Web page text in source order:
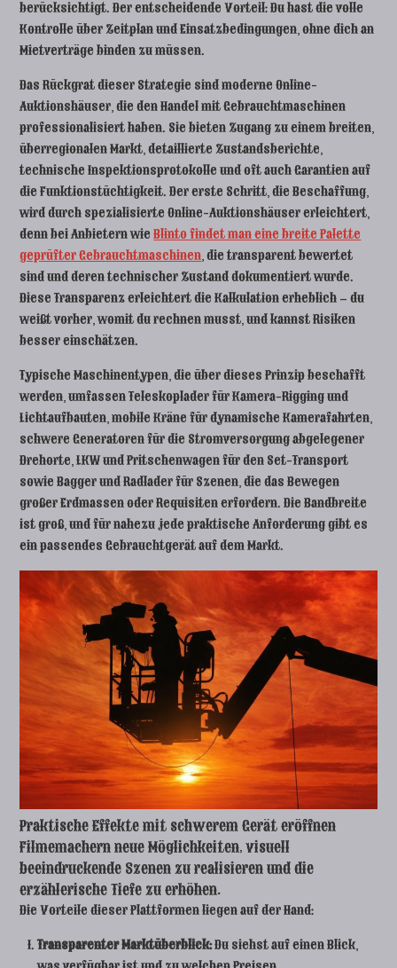
berücksichtigt. Der entscheidende Vorteil: Du hast die volle
Kontrolle über Zeitplan und Einsatzbedingungen, ohne dich an
Mietverträge binden zu müssen.
Das Rückgrat dieser Strategie sind moderne Online-
Auktionshäuser, die den Handel mit Gebrauchtmaschinen
professionalisiert haben. Sie bieten Zugang zu einem breiten,
überregionalen Markt, detaillierte Zustandsberichte,
technische Inspektionsprotokolle und oft auch Garantien auf
die Funktionstüchtigkeit. Der erste Schritt, die Beschaffung,
wird durch spezialisierte Online-Auktionshäuser erleichtert,
denn bei Anbietern wieBlinto findet man eine breite Palette
geprüfter Gebrauchtmaschinen, die transparent bewertet
sind und deren technischer Zustand dokumentiert wurde.
Diese Transparenz erleichtert die Kalkulation erheblich – du
weißt vorher, womit du rechnen musst, und kannst Risiken
besser einschätzen.
Typische Maschinentypen, die über dieses Prinzip beschafft
werden, umfassen Teleskoplader für Kamera-Rigging und
Lichtaufbauten, mobile Kräne für dynamische Kamerafahrten,
schwere Generatoren für die Stromversorgung abgelegener
Drehorte, LKW und Pritschenwagen für den Set-Transport
sowie Bagger und Radlader für Szenen, die das Bewegen
großer Erdmassen oder Requisiten erfordern. Die Bandbreite
ist groß, und für nahezu jede praktische Anforderung gibt es
ein passendes Gebrauchtgerät auf dem Markt.
Praktische Effekte mit schwerem Gerät eröffnen
Filmemachern neue Möglichkeiten, visuell
beeindruckende Szenen zu realisieren und die
erzählerische Tiefe zu erhöhen.
Die Vorteile dieser Plattformen liegen auf der Hand:
Transparenter Marktüberblick:Du siehst auf einen Blick,